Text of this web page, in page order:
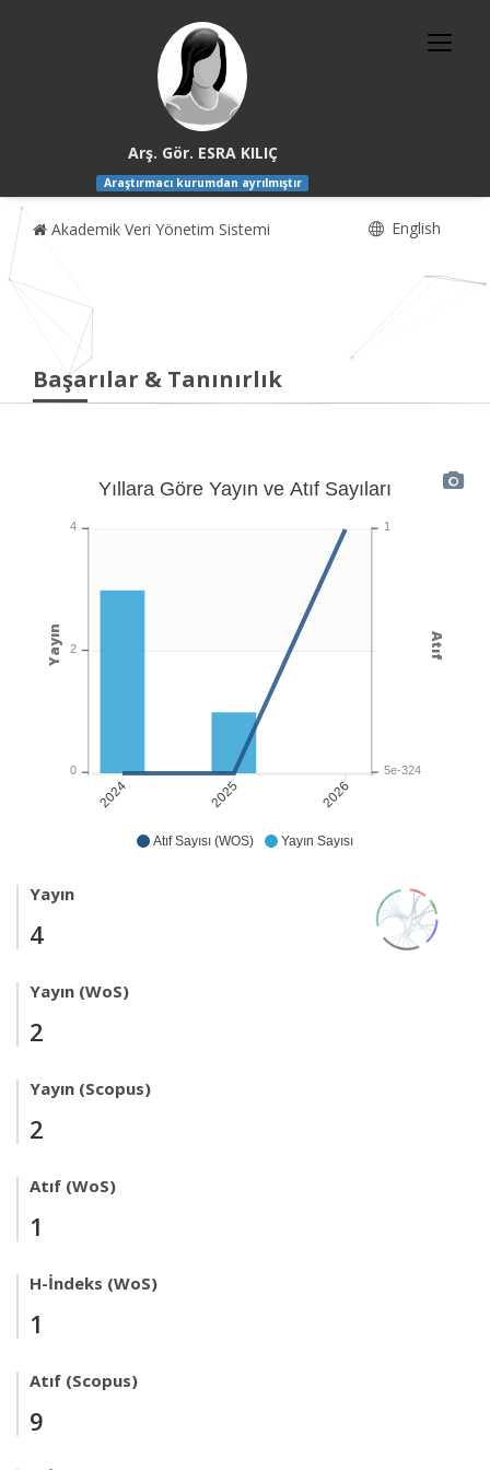
Arş. Gör. ESRA KILIÇ
Araştırmacı kurumdan ayrılmıştır
Akademik Veri Yönetim Sistemi English
Başarılar & Tanınırlık
Atıf Sayısı (WOS) Yayın Sayısı
2024 2025 2026
Yıllara Göre Yayın ve Atıf Sayıları
1
5e-324
Atıf
4
2
0
Yayın
Yayın
4
Yayın (WoS)
2
Yayın (Scopus)
2
Atıf (WoS)
1
H-İndeks (WoS)
1
Atıf (Scopus)
9